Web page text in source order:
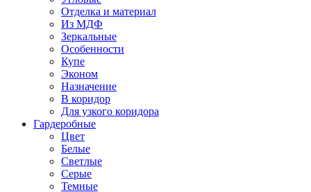
Отделка и материал
Из МДФ
Зеркальные
Особенности
Купе
Эконом
Назначение
В коридор
Для узкого коридора
Гардеробные
Цвет
Белые
Светлые
Серые
Темные